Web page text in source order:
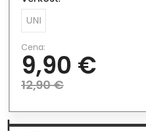
UNI
Cena:
9,90 €
12,90 €